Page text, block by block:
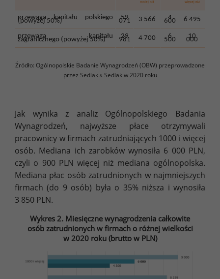
mniej niż więcej niż
przewaga kapitału polskiego
(powyżej 50%) 59
071 3 566 4
600 6 495
przewaga kapitału
zagranicznego (powyżej 50%) 29
981 4 700 6
500 10
000
Źródło: Ogólnopolskie Badanie Wynagrodzeń (OBW) przeprowadzone
przez Sedlak &Sedlak w 2020 roku
Jak wynika z analiz Ogólnopolskiego Badania
Wynagrodzeń, najwyższe płace otrzymywali
pracownicy w firmach zatrudniających 1000 i więcej
osób. Mediana ich zarobków wynosiła 6 000 PLN,
czyli o 900 PLN więcej niż mediana ogólnopolska.
Mediana płac osób zatrudnionych w najmniejszych
firmach (do 9 osób) była o 35% niższa i wynosiła
3 850 PLN.
Wykres 2. Miesięczne wynagrodzenia całkowite
osób zatrudnionych w firmach o różnej wielkości
w 2020 roku (brutto w PLN)